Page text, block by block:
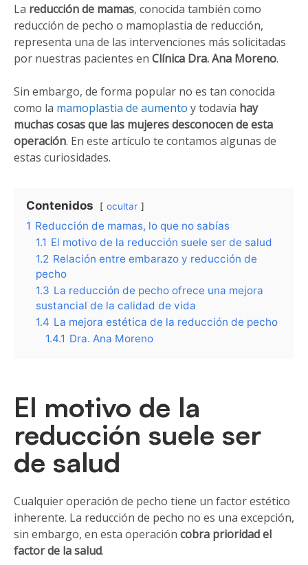
La reducción de mamas, conocida también como
reducción de pecho o mamoplastia de reducción,
representa una de las intervenciones más solicitadas
por nuestras pacientes en Clínica Dra. Ana Moreno.
Sin embargo, de forma popular no es tan conocida
como la mamoplastia de aumento y todavía hay
muchas cosas que las mujeres desconocen de esta
operación. En este artículo te contamos algunas de
estas curiosidades.
Contenidos ocultar
1 Reducción de mamas, lo que no sabías
1.1 El motivo de la reducción suele ser de salud
1.2 Relación entre embarazo y reducción de
pecho
1.3 La reducción de pecho ofrece una mejora
sustancial de la calidad de vida
1.4 La mejora estética de la reducción de pecho
1.4.1 Dra. Ana Moreno
El motivo de la
reducción suele ser
de salud
Cualquier operación de pecho tiene un factor estético
inherente. La reducción de pecho no es una excepción,
sin embargo, en esta operación cobra prioridad el
factor de la salud.